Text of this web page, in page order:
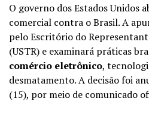
O governo dos Estados Unidos
comercial contra o Brasil. A
pelo Escritório do
(USTR) e examinará práticas
comércio eletrônico,
desmatamento. A decisão foi
(15), por meio de comunicado